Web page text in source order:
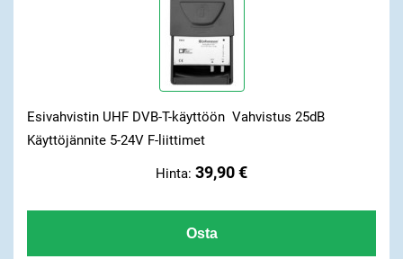
Esivahvistin UHF DVB-T-käyttöön Vahvistus 25dB
Käyttöjännite 5-24V F-liittimet
Hinta: 39,90 €